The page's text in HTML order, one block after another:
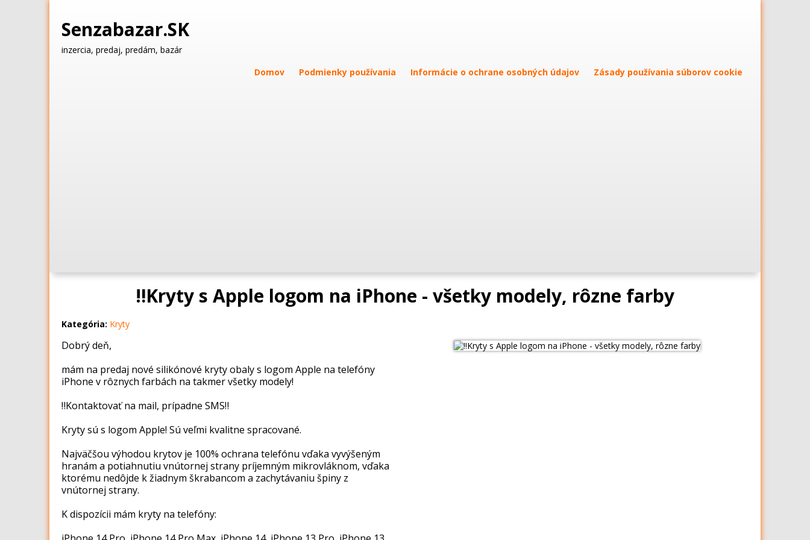
Senzabazar.SK
inzercia, predaj, predám, bazár
Domov
Podmienky používania Informácie o ochrane osobných údajov Zásady používania súborov cookie
‼️Kryty s Apple logom na iPhone - všetky modely, rôzne farby
Kategória: Kryty
Dobrý deň,
mám na predaj nové silikónové kryty obaly s logom Apple na telefóny
iPhone v rôznych farbách na takmer všetky modely!
‼️Kontaktovať na mail, prípadne SMS‼️
Kryty sú s logom Apple! Sú veľmi kvalitne spracované.
Najväčšou výhodou krytov je 100% ochrana telefónu vďaka vyvýšeným
hranám a potiahnutiu vnútornej strany príjemným mikrovláknom, vďaka
ktorému nedôjde k žiadnym škrabancom a zachytávaniu špiny z
vnútornej strany.
K dispozícii mám kryty na telefóny: